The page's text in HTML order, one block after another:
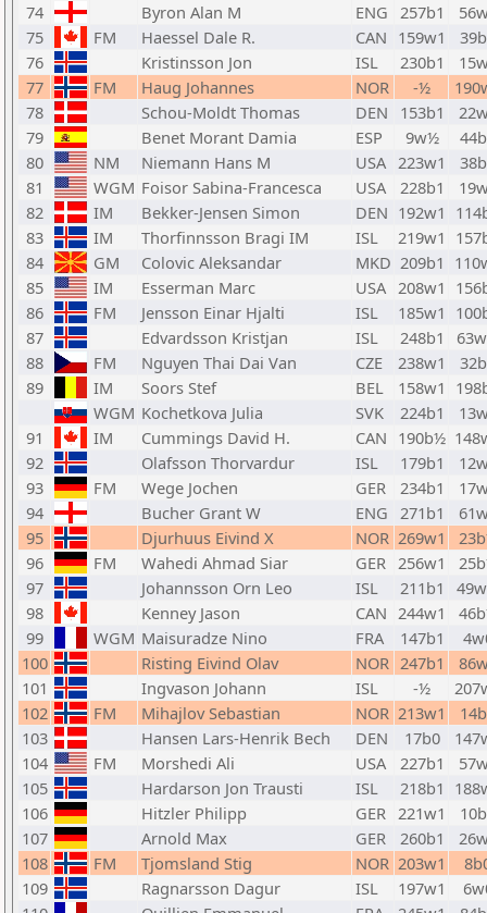
74
Byron Alan M ENG 257b1
75
FM Haessel Dale R. CAN 159w1
76
Kristinsson Jon ISL 230b1
77
FM Haug Johannes NOR -½
78
Schou-Moldt Thomas DEN 153b1
79
Benet Morant Damia ESP 9w½
80
NM Niemann Hans M USA 223w1
81
WGM Foisor Sabina-Francesca USA 228b1
82
IM Bekker-Jensen Simon DEN 192w1
83
IM Thorfinnsson Bragi IM ISL 219w1
84
GM Colovic Aleksandar MKD 209b1
85
IM Esserman Marc USA 208w1
86
FM Jensson Einar Hjalti ISL 185w1
87
Edvardsson Kristjan ISL 248b1
88
FM Nguyen Thai Dai Van CZE 238w1
89
IM Soors Stef BEL 158w1
WGM Kochetkova Julia SVK 224b1
91
IM Cummings David H. CAN 190b½
92
Olafsson Thorvardur ISL 179b1
93
FM Wege Jochen GER 234b1
94
Bucher Grant W ENG 271b1
95
Djurhuus Eivind X NOR 269w1
96
FM Wahedi Ahmad Siar GER 256w1
97
Johannsson Orn Leo ISL 211b1
98
Kenney Jason CAN 244w1
99
WGM Maisuradze Nino FRA 147b1
100
Risting Eivind Olav NOR 247b1
101
Ingvason Johann ISL -½
102
FM Mihajlov Sebastian NOR 213w1
103
Hansen Lars-Henrik Bech DEN 17b0
104
FM Morshedi Ali USA 227b1
105
Hardarson Jon Trausti ISL 218b1
106
Hitzler Philipp GER 221w1
107
Arnold Max GER 260b1
108
FM Tjomsland Stig NOR 203w1
109
Ragnarsson Dagur ISL 197w1